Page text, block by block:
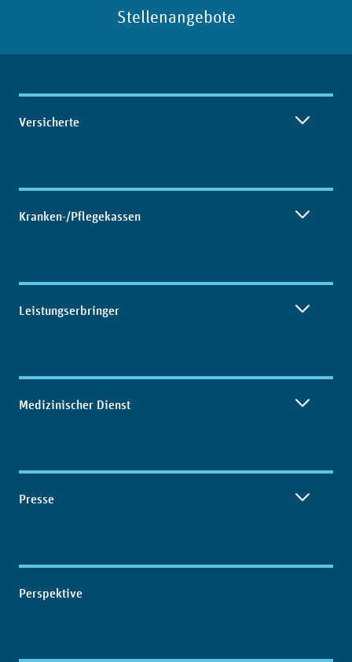
Stellenangebote
Inhaltsübersicht
Versicherte
Kranken-/Pflegekassen
Leistungserbringer
Medizinischer Dienst
Presse
Perspektive